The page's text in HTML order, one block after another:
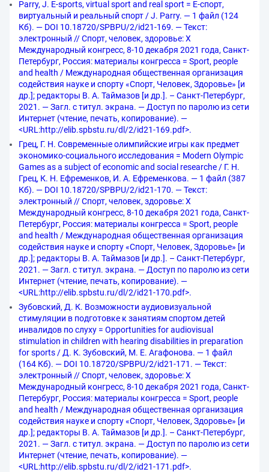
Parry, J. E-sports, virtual sport and real sport = Е-спорт,
виртуальный и реальный спорт / J. Parry. — 1 файл (124
Кб). — DOI 10.18720/SPBPU/2/id21-169. — Текст:
электронный // Спорт, человек, здоровье: X
Международный конгресс, 8-10 декабря 2021 года, Санкт-
Петербург, Россия: материалы конгресса = Sport, people
and health / Международная общественная организация
содействия науке и спорту «Спорт, Человек, Здоровье» [и
др.]; редакторы В. А. Таймазов [и др.]. – Санкт-Петербург,
2021. — Загл. с титул. экрана. — Доступ по паролю из сети
Интернет (чтение, печать, копирование). —
<URL:http://elib.spbstu.ru/dl/2/id21-169.pdf>.
Грец, Г. Н. Современные олимпийские игры как предмет
экономико-социального исследования = Modern Olympic
Games as a subject of economic and social researche / Г. Н.
Грец, К. Н. Ефременков, И. А. Ефременкова. — 1 файл (387
Кб). — DOI 10.18720/SPBPU/2/id21-170. — Текст:
электронный // Спорт, человек, здоровье: X
Международный конгресс, 8-10 декабря 2021 года, Санкт-
Петербург, Россия: материалы конгресса = Sport, people
and health / Международная общественная организация
содействия науке и спорту «Спорт, Человек, Здоровье» [и
др.]; редакторы В. А. Таймазов [и др.]. – Санкт-Петербург,
2021. — Загл. с титул. экрана. — Доступ по паролю из сети
Интернет (чтение, печать, копирование). —
<URL:http://elib.spbstu.ru/dl/2/id21-170.pdf>.
Зубовский, Д. К. Возможности аудиовизуальной
стимуляции в подготовке к занятиям спортом детей
инвалидов по слуху = Opportunities for audiovisual
stimulation in children with hearing disabilities in preparation
for sports / Д. К. Зубовский, М. Е. Агафонова. — 1 файл
(164 Кб). — DOI 10.18720/SPBPU/2/id21-171. — Текст:
электронный // Спорт, человек, здоровье: X
Международный конгресс, 8-10 декабря 2021 года, Санкт-
Петербург, Россия: материалы конгресса = Sport, people
and health / Международная общественная организация
содействия науке и спорту «Спорт, Человек, Здоровье» [и
др.]; редакторы В. А. Таймазов [и др.]. – Санкт-Петербург,
2021. — Загл. с титул. экрана. — Доступ по паролю из сети
Интернет (чтение, печать, копирование). —
<URL:http://elib.spbstu.ru/dl/2/id21-171.pdf>.